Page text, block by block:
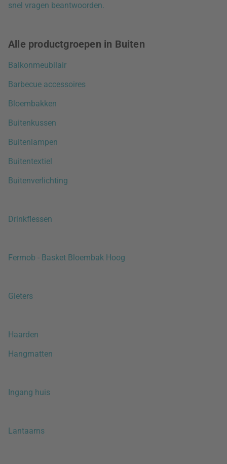
snel vragen beantwoorden.
Alle productgroepen in Buiten
Balkonmeubilair
Barbecue accessoires
Bloembakken
Buitenkussen
Buitenlampen
Buitentextiel
Buitenverlichting
Drinkflessen
Fermob - Basket Bloembak Hoog
Gieters
Haarden
Hangmatten
Ingang huis
Lantaarns